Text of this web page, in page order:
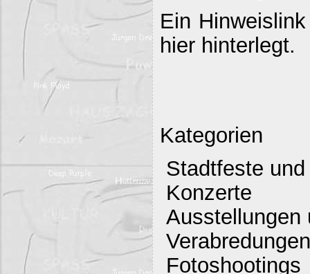
Ein
hier hinterlegt.
Kategorien
Stadtfeste
Konzerte
Ausstellungen
Verabredungen
Fotoshootings